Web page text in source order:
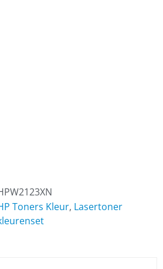
Toners Kleur, Lasertoner